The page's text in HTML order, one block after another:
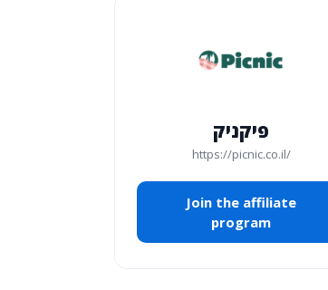
פיקניק
https://picnic.co.il/
Join the affiliate
program